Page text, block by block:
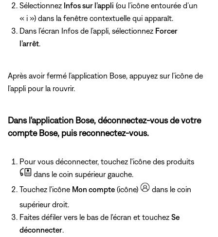
Sélectionnez Infos sur l’appli (ou l’icône entourée d’un
« i ») dans la fenêtre contextuelle qui apparaît.
Dans l’écran Infos de l’appli, sélectionnez Forcer
l’arrêt
Après avoir fermé l’application Bose, appuyez sur l’icône de
l’appli pour la rouvrir.
Dans l'application Bose, déconnectez-vous de votre
compte Bose, puis reconnectez-vous.
Pour vous déconnecter, touchez l'icône des produits
dans le coin supérieur gauche.
Touchez l'icône Mon compte (icône)
dans le coin
supérieur droit.
Faites défiler vers le bas de l'écran et touchez Se
déconnecter